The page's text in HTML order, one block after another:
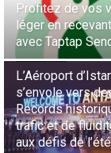
Aérien &
la diaspora
Casablanca
- A LA UNE
Sécurité des
aériennes
L’appel